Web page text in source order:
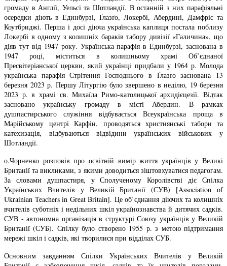
громаду в Англії, Уельсі та Шотландії. В останній з них парафіяльні
осередки діють в Единбурзі, Ґлазґо, Локербі, Абердині, Дамфріс та
Коутбриджі. Перша і досі діюча українська каплиця постала поблизу
Локербі в одному з колишніх баракiв табору дивiзiї «Галичина», що
діяв тут від 1947 року. Українська парафія в Единбурзі, заснована в
1947 році, міститься в колишньому храмі Об’єднаної
Пресвітеріанської церкви, який українці придбали у 1964 р. Молода
українська парафія Стрітення Господнього в Ґлазґо заснована 13
березня 2023 р. Першу Літургію було звершено в неділю, 19 березня
2023 р. в храмі св. Михаїла Римо-католицької архидієцезії. Відтак
засновано українську громаду в місті Абердин. В рамках
душпастирського служіння відбувається Всеукраїнська проща в
Марійському центрі Карфін, проводяться християнські табори та
катехизація, відбуваються відвідини українських військових у
Шотландії.
о.Чорненко розповів про освітній вимір життя українців у Великі
Британії та викликами, з якими доводиться зіштовхуватися педагогам.
За словами душпастиря, у Сполученому Королівстві діє Спілка
Українських Вчителів у Великій Британії (СУВ) [Association of
Ukrainian Teachers in Great Britain]. Це об’єднання діючих та колишніх
вчителів суботніх і недільних шкіл українознавства й дитячих садків.
СУВ - автономна організація в структурі Союзу українців у Великій
Британії (СУБ). Спілку було створено 1955 р. з метою підтримання
мережі шкіл і садків, які творилися при відділах СУБ.
Основним завданням Спілки Українських Вчителів у Великій